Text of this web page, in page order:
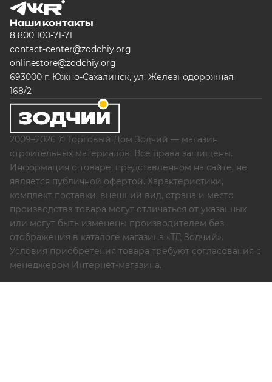
Наши контакты
8 800 100-71-71
contact-center@zodchiy.org
onlinestore@zodchiy.org
693000 г. Южно-Сахалинск, ул. Железнодорожная,
168/2
2009–2026 © Торговый Дом Зодчий — магазин
строительных материалов. Все права защищены.
Информация о товаре, представленном на сайте, не
является публичной офертой. Характеристики,
комплект поставки, внешний вид, страна и место
производства товара могут отличаться от указанных
или могут быть изменены производителем без
отображения в каталоге магазина «ТД Зодчий».
Условия приобретения товара требуют согласования с
менеджером Интернет-магазина.